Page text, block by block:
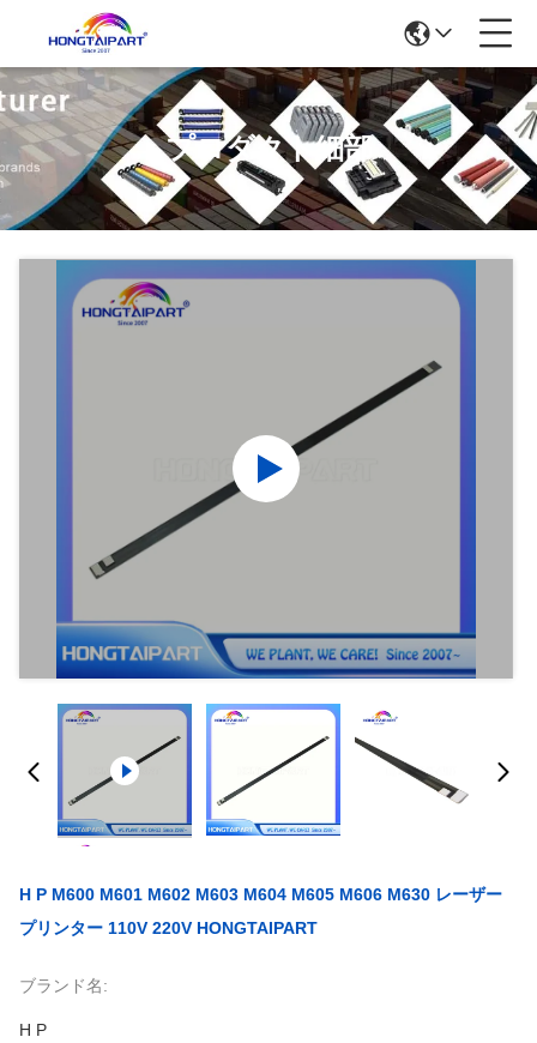
プロダクト細部
H P M600 M601 M602 M603 M604 M605 M606 M630 レーザー
プリンター 110V 220V HONGTAIPART
ブランド名:
H P